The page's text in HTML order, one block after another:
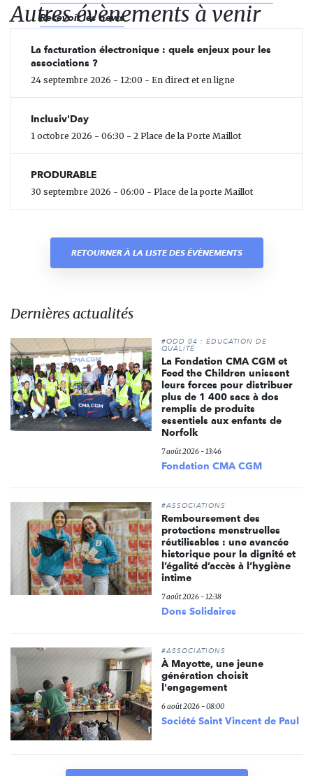
Recevoir les news
Autres évènements à venir
La facturation électronique : quels enjeux pour les
associations ?
24 septembre 2026 - 12:00 - En direct et en ligne
Inclusiv'Day
1 octobre 2026 - 06:30 - 2 Place de la Porte Maillot
PRODURABLE
30 septembre 2026 - 06:00 - Place de la porte Maillot
RETOURNER À LA LISTE DES ÉVÈNEMENTS
Dernières actualités
#ODD 04 : ÉDUCATION DE
QUALITÉ
La Fondation CMA CGM et
Feed the Children unissent
leurs forces pour distribuer
plus de 1 400 sacs à dos
remplis de produits
essentiels aux enfants de
Norfolk
7 août 2026 - 13:46
Fondation CMA CGM
#ASSOCIATIONS
Remboursement des
protections menstruelles
réutilisables : une avancée
historique pour la dignité et
l’égalité d’accès à l’hygiène
intime
7 août 2026 - 12:38
Dons Solidaires
#ASSOCIATIONS
À Mayotte, une jeune
génération choisit
l'engagement
6 août 2026 - 08:00
Société Saint Vincent de Paul